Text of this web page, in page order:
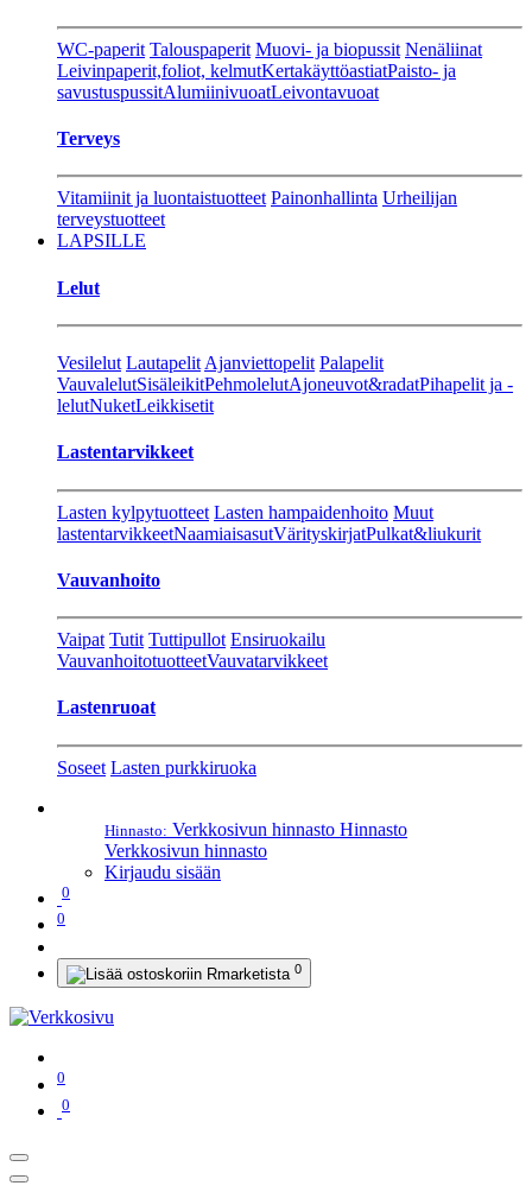
WC-paperit Talouspaperit Muovi- ja biopussit Nenäliinat
Leivinpaperit,foliot, kelmutKertakäyttöastiatPaisto- ja
savustuspussitAlumiinivuoatLeivontavuoat
Terveys
Vitamiinit ja luontaistuotteet Painonhallinta Urheilijan
terveystuotteet
LAPSILLE
Lelut
Vesilelut Lautapelit Ajanviettopelit Palapelit
VauvalelutSisäleikitPehmolelutAjoneuvot&radatPihapelit ja -
lelutNuketLeikkisetit
Lastentarvikkeet
Lasten kylpytuotteet Lasten hampaidenhoito Muut
lastentarvikkeetNaamiaisasutVärityskirjatPulkat&liukurit
Vauvanhoito
Vaipat Tutit Tuttipullot Ensiruokailu
VauvanhoitotuotteetVauvatarvikkeet
Lastenruoat
Soseet Lasten purkkiruoka
Hinnasto: Verkkosivun hinnasto Hinnasto
Verkkosivun hinnasto
Kirjaudu sisään
0
0
0
0
0